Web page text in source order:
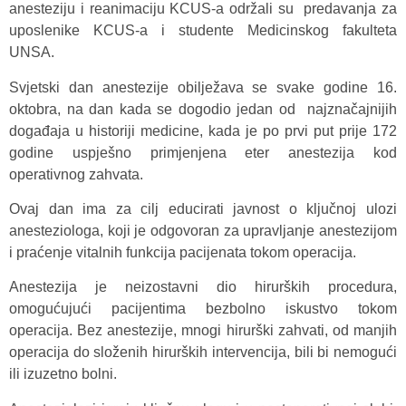
anesteziju i reanimaciju KCUS-a održali su predavanja za
uposlenike KCUS-a i studente Medicinskog fakulteta
UNSA.
Svjetski dan anestezije obilježava se svake godine 16.
oktobra, na dan kada se dogodio jedan od najznačajnijih
događaja u historiji medicine, kada je po prvi put prije 172
godine uspješno primjenjena eter anestezija kod
operativnog zahvata.
Ovaj dan ima za cilj educirati javnost o ključnoj ulozi
anesteziologa, koji je odgovoran za upravljanje anestezijom
i praćenje vitalnih funkcija pacijenata tokom operacija.
Anestezija je neizostavni dio hirurških procedura,
omogućujući pacijentima bezbolno iskustvo tokom
operacija. Bez anestezije, mnogi hirurški zahvati, od manjih
operacija do složenih hirurških intervencija, bili bi nemogući
ili izuzetno bolni.